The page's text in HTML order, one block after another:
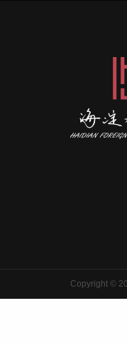
Copyright ©